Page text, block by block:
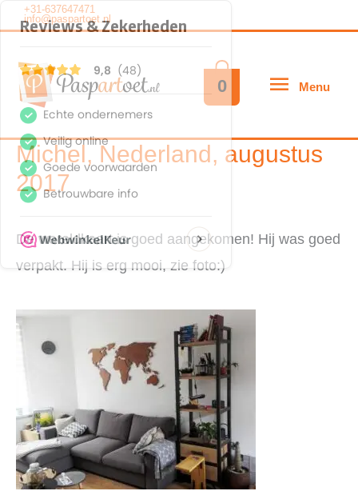
inhoud
+31-637647471
info@paspartoet.nl
Menu
Menu
0
Michel, Nederland, augustus
2017
De wereldkaart is goed aangekomen! Hij was goed
verpakt. Hij is erg mooi, zie foto:)